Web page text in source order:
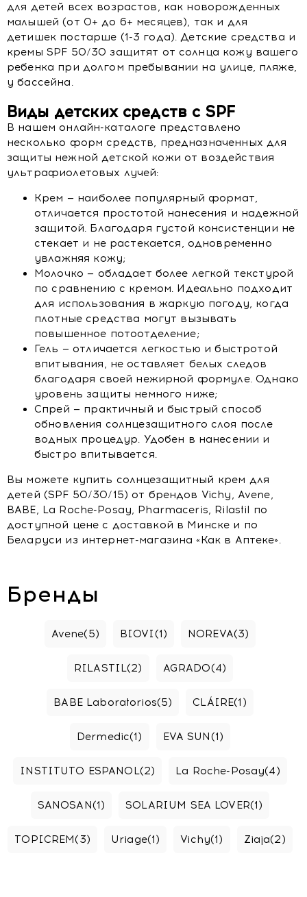
для детей всех возрастов, как новорожденных
малышей (от 0+ до 6+ месяцев), так и для
детишек постарше (1-3 года). Детские средства и
кремы SPF 50/30 защитят от солнца кожу вашего
ребенка при долгом пребывании на улице, пляже,
у бассейна.
Виды детских средств с SPF
В нашем онлайн-каталоге представлено
несколько форм средств, предназначенных для
защиты нежной детской кожи от воздействия
ультрафиолетовых лучей:
Крем — наиболее популярный формат,
отличается простотой нанесения и надежной
защитой. Благодаря густой консистенции не
стекает и не растекается, одновременно
увлажняя кожу;
Молочко — обладает более легкой текстурой
по сравнению с кремом. Идеально подходит
для использования в жаркую погоду, когда
плотные средства могут вызывать
повышенное потоотделение;
Гель — отличается легкостью и быстротой
впитывания, не оставляет белых следов
благодаря своей нежирной формуле. Однако
уровень защиты немного ниже;
Спрей — практичный и быстрый способ
обновления солнцезащитного слоя после
водных процедур. Удобен в нанесении и
быстро впитывается.
Вы можете купить солнцезащитный крем для
детей (SPF 50/30/15) от брендов Vichy, Avene,
BABE, La Roche-Posay, Pharmaceris, Rilastil по
доступной цене с доставкой в Минске и по
Беларуси из интернет-магазина «Как в Аптеке».
Бренды
Avene(5) BIOVI(1) NOREVA(3)
RILASTIL(2) AGRADO(4)
BABE Laboratorios(5) CLÁIRE(1)
Dermedic(1) EVA SUN(1)
INSTITUTO ESPANOL(2) La Roche-Posay(4)
SANOSAN(1) SOLARIUM SEA LOVER(1)
TOPICREM(3) Uriage(1) Vichy(1) Ziaja(2)